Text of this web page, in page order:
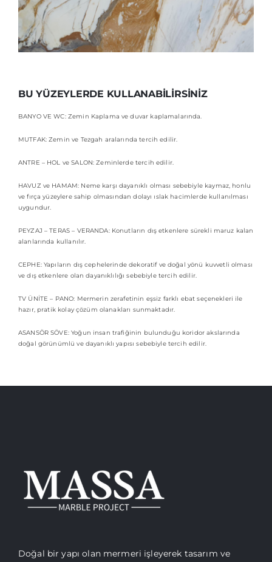
BU YÜZEYLERDE KULLANABİLİRSİNİZ
BANYO VE WC: Zemin Kaplama ve duvar kaplamalarında.
MUTFAK: Zemin ve Tezgah aralarında tercih edilir.
ANTRE – HOL ve SALON: Zeminlerde tercih edilir.
HAVUZ ve HAMAM: Neme karşı dayanıklı olması sebebiyle kaymaz, honlu
ve fırça yüzeylere sahip olmasından dolayı ıslak hacimlerde kullanılması
uygundur.
PEYZAJ – TERAS – VERANDA: Konutların dış etkenlere sürekli maruz kalan
alanlarında kullanılır.
CEPHE: Yapıların dış cephelerinde dekoratif ve doğal yönü kuvvetli olması
ve dış etkenlere olan dayanıklılığı sebebiyle tercih edilir.
TV ÜNİTE – PANO: Mermerin zerafetinin eşsiz farklı ebat seçenekleri ile
hazır, pratik kolay çözüm olanakları sunmaktadır.
ASANSÖR SÖVE: Yoğun insan trafiğinin bulunduğu koridor akslarında
doğal görünümlü ve dayanıklı yapısı sebebiyle tercih edilir.
Doğal bir yapı olan mermeri işleyerek tasarım ve